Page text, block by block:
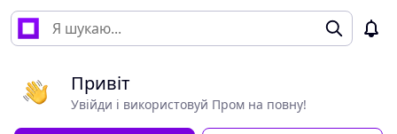
Привіт
Увійди і використовуй Пром на повну!